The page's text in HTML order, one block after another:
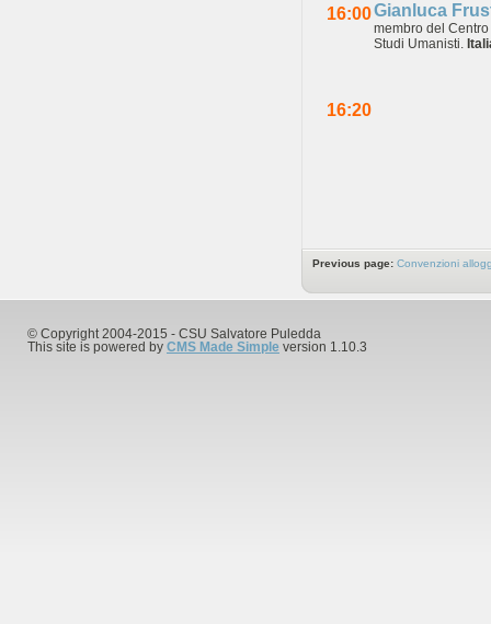
16:00
16:20
Gianluca
membro del
Studi Umanisti.
Previous page: Convenzioni
© Copyright 2004-2015 - CSU Salvatore Puledda
This site is powered by CMS Made Simple version 1.10.3